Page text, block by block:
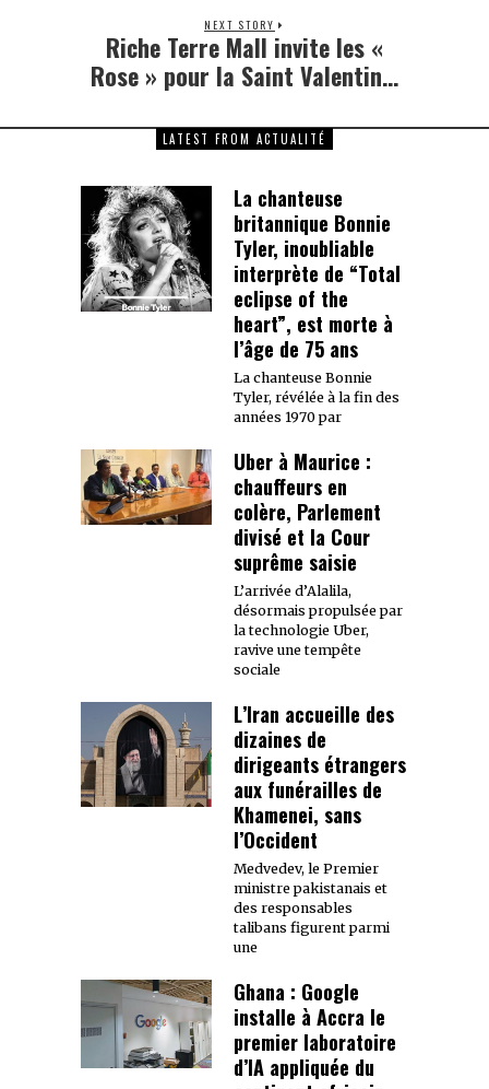
NEXT STORY
Next
post:
Riche Terre Mall invite les «
Rose » pour la Saint Valentin…
LATEST FROM ACTUALITÉ
La chanteuse
britannique Bonnie
Tyler, inoubliable
interprète de “Total
eclipse of the
heart”, est morte à
l’âge de 75 ans
La chanteuse Bonnie
Tyler, révélée à la fin des
années 1970 par
Uber à Maurice :
chauffeurs en
colère, Parlement
divisé et la Cour
suprême saisie
L’arrivée d’Alalila,
désormais propulsée par
la technologie Uber,
ravive une tempête
sociale
L’Iran accueille des
dizaines de
dirigeants étrangers
aux funérailles de
Khamenei, sans
l’Occident
Medvedev, le Premier
ministre pakistanais et
des responsables
talibans figurent parmi
une
Ghana : Google
installe à Accra le
premier laboratoire
d’IA appliquée du